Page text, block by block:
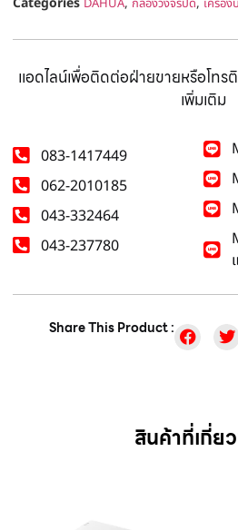
DAHUA กล้องวงจรปิด เครื่อ
แอดไลน์เพื่อติดต่อฝ่ายขายหรือโทร
เพิ่มเติม
083-1417449
062-2010185
043-332464
043-237780
Share This Product :
สินค้าที่เกี่ย